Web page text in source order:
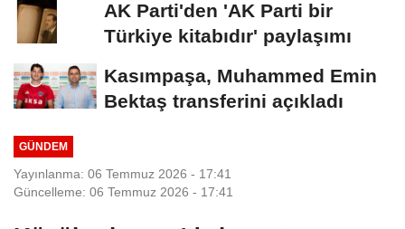
AK Parti'den 'AK Parti bir
Türkiye kitabıdır' paylaşımı
Kasımpaşa, Muhammed Emin
Bektaş transferini açıkladı
GÜNDEM
Yayınlanma: 06 Temmuz 2026 - 17:41
Güncelleme: 06 Temmuz 2026 - 17:41